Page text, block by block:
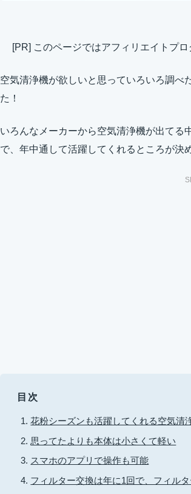
[PR] このページではアフィリエイトプ
空気清浄機が欲しいと思っていろいろ調べ
た！
いろんなメーカーから空気清浄機が出てる
で、年中通して活躍してくれるところが決
目次
花粉シーズンも活躍してくれる空気清
思ってたよりも本体は小さくて軽い
スマホのアプリで操作も可能
フィルター交換は年に1回で、フィル